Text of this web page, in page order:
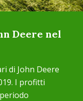
Deere nel
di John Deere
I profitti